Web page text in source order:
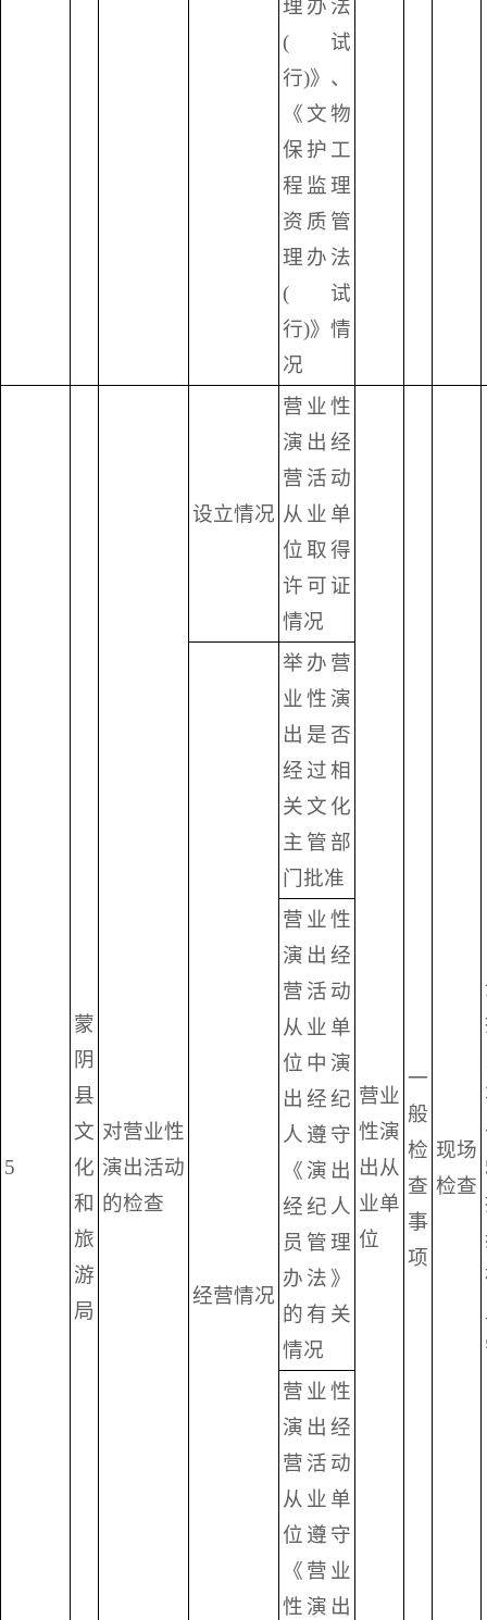
理办法
(试
行)》、
《文物
保护工
程监理
资质管
理办法
(试
行)》情
况
5
蒙
阴
县
文
化
和
旅
游
局
对营业性
演出活动
的检查
设立情况
营业性
演出经
营活动
从业单
位取得
许可证
情况
营业
性演
出从
业单
位
一
般
检
查
事
项
现场
检查
经营情况
举办营
业性演
出是否
经过相
关文化
主管部
门批准
营业性
演出经
营活动
从业单
位中演
出经纪
人遵守
《演出
经纪人
员管理
办法》
的有关
情况
营业性
演出经
营活动
从业单
位遵守
《营业
性演出